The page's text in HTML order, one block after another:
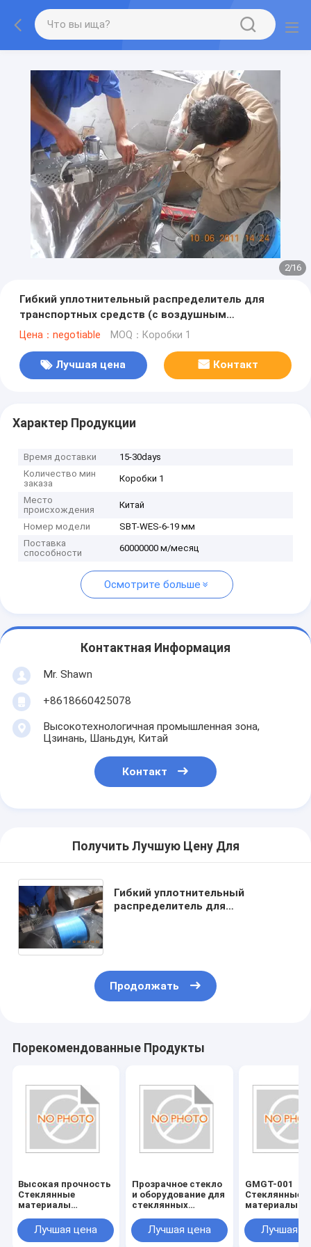
2/16
Гибкий уплотнительный распределитель для
транспортных средств (с воздушным
контейнером)
Цена：negotiable MOQ：Коробки 1
Лучшая цена Контакт
Характер Продукции
Время доставки
15-30days
Количество мин
заказа
Коробки 1
Место
происхождения
Китай
Номер модели
SBT-WES-6-19 мм
Поставка
способности
60000000 м/месяц
Осмотрите больше
Контактная Информация
Mr. Shawn
+8618660425078
Высокотехнологичная промышленная зона,
Цзинань, Шаньдун, Китай
Контакт
Получить Лучшую Цену Для
Гибкий уплотнительный
распределитель для
Продолжать
Порекомендованные Продукты
Высокая прочность
Стеклянные
материалы
инструменты
Устойчивые к
Лучшая цена
Прозрачное стекло
и оборудование для
стеклянных
Лучшая цена
GMGT-001
Стеклянные
материалы
инструменты
Страна
Лучшая